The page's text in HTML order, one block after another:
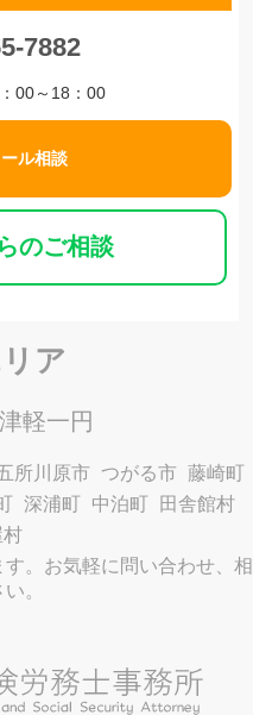
7882
00～18：00
ル相談
のご相談
ア
軽一円
所川原市 つがる市 藤崎町
深浦町 中泊町
田舎館村
。お気軽に問い合わせ、相
。